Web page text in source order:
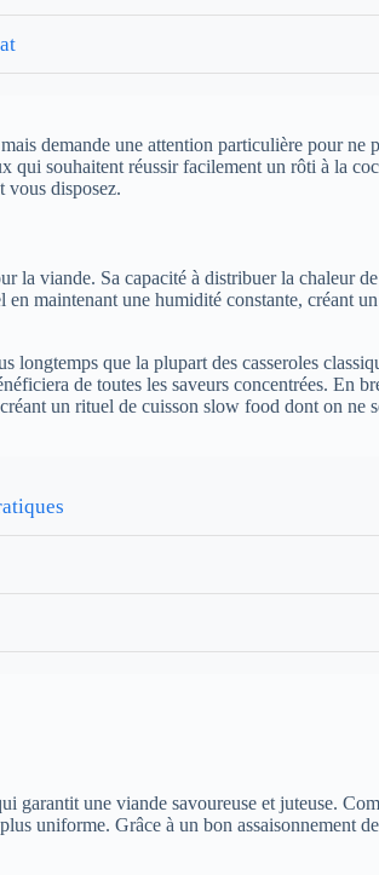
demande une attention particulière pour ne
souhaitent réussir facilement un rôti à la
vous disposez.
viande. Sa capacité à distribuer la chaleur
en maintenant une humidité constante, créant
longtemps que la plupart des casseroles
de toutes les saveurs concentrées. En
un rituel de cuisson slow food dont on ne
garantit une viande savoureuse et juteuse.
uniforme. Grâce à un bon assaisonnement